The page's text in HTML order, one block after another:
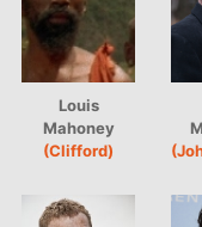
Louis
Mahoney
(Clifford)